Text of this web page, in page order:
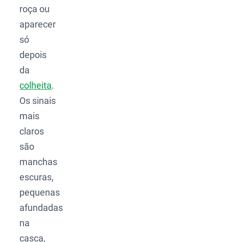
roça ou
aparecer
só
depois
da
colheita.
Os sinais
mais
claros
são
manchas
escuras,
pequenas
afundadas
na
casca,